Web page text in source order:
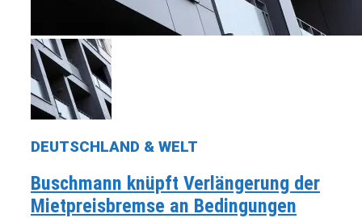
DEUTSCHLAND & WELT
Buschmann knüpft Verlängerung der
Mietpreisbremse an Bedingungen